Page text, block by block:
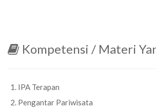
Kompetensi / Materi
IPA Terapan
Pengantar Pariwisata